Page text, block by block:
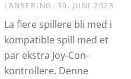
LANSERING: 30. JUNI 2023
La flere spillere bli med i
kompatible spill med et
par ekstra Joy-Con-
kontrollere. Denne